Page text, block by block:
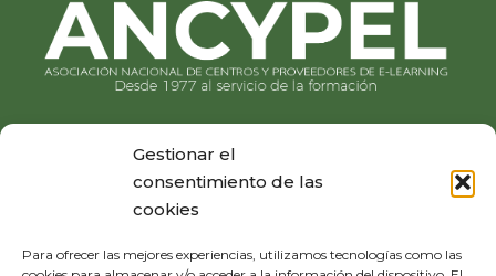
Gestionar el
consentimiento de las
cookies
Para ofrecer las mejores experiencias, utilizamos tecnologías como las